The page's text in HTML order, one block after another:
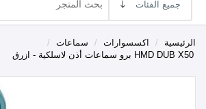
الرئيسية / اكسسوارات / سماعات
/
HMD DUB X50 برو سماعات أذن لاسلكية - ازرق